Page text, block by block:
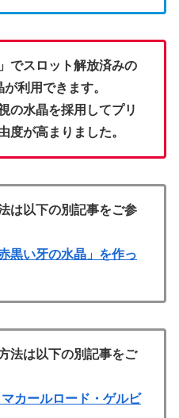
でスロット解放済みの
利用できます。
の水晶を採用してプリ
度が高まりました。
は以下の別記事をご参
黒い牙の水晶」を作っ
法は以下の別記事をご
カールロード・ゲルビ